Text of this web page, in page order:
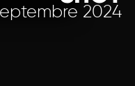
2024